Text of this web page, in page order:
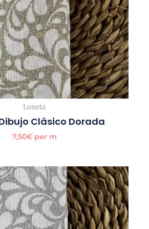
Loneta
Clásico Dorada
7,50€per m